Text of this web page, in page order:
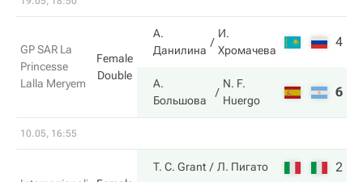
GP SAR La
Princesse
Lalla Meryem
Female
Double
А.
Данилина
И.
Хромачева
4
А.
Большова
N. F.
Huergo
6
10.05, 16:55
T. C. Grant Л. Пигато 2